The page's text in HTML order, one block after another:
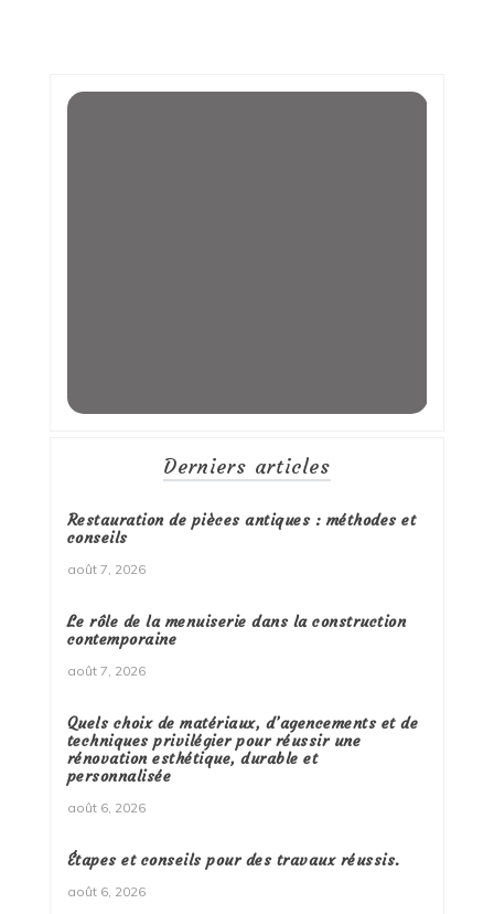
Derniers articles
Restauration de pièces antiques : méthodes et
conseils
août 7, 2026
Le rôle de la menuiserie dans la construction
contemporaine
août 7, 2026
Quels choix de matériaux, d’agencements et de
techniques privilégier pour réussir une
rénovation esthétique, durable et
personnalisée
août 6, 2026
Étapes et conseils pour des travaux réussis.
août 6, 2026